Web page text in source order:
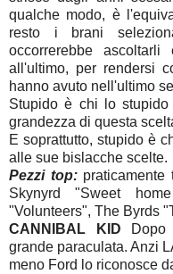
qualche modo, è
resto i brani
occorrerebbe
all'ultimo, per rendersi
hanno avuto nell'ultimo
Stupido è chi lo
grandezza di questa
E soprattutto, stupido è
alle sue bislacche scelte.
Pezzi top:praticamente
Skynyrd "Sweet
"Volunteers", The Byrds
CANNIBAL KID Dopo
grande paraculata. Anzi
meno Ford lo riconosce